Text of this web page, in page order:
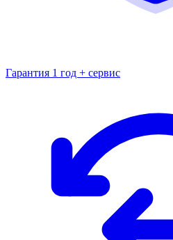
Гарантия 1 год + сервис